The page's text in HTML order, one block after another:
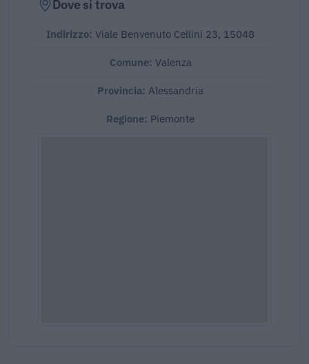
Dove si trova
Indirizzo: Viale Benvenuto Cellini 23, 15048
Comune: Valenza
Provincia: Alessandria
Regione: Piemonte